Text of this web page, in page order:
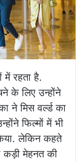
में रहता है.
के लिए उन्होंने
ने मिस वर्ल्ड का
फिल्मों में भी
लेकिन कहते
कड़ी मेहनत की